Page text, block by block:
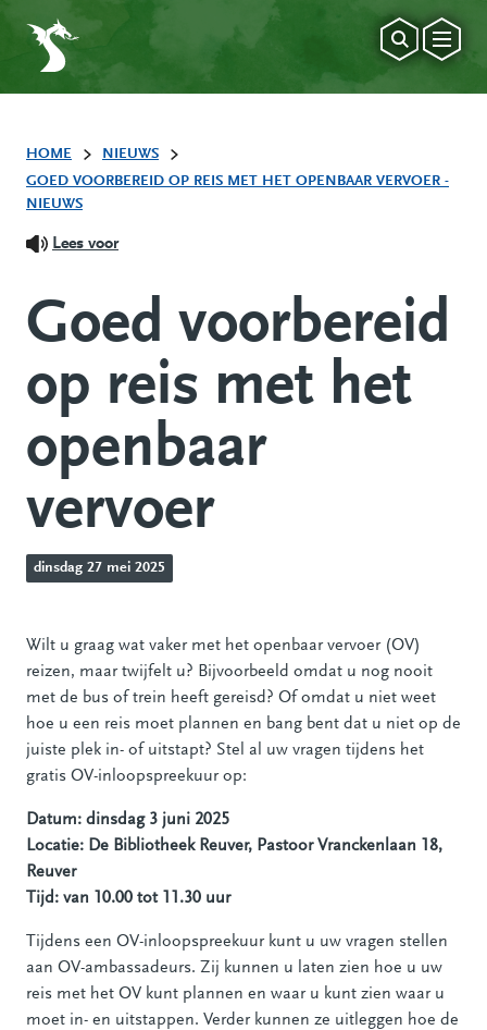
HOME
NIEUWS
GOED VOORBEREID OP REIS MET HET OPENBAAR VERVOER -
NIEUWS
Lees voor
Goed voorbereid
op reis met het
openbaar
vervoer
dinsdag 27 mei 2025
Wilt u graag wat vaker met het openbaar vervoer (OV)
reizen, maar twijfelt u? Bijvoorbeeld omdat u nog nooit
met de bus of trein heeft gereisd? Of omdat u niet weet
hoe u een reis moet plannen en bang bent dat u niet op de
juiste plek in- of uitstapt? Stel al uw vragen tijdens het
gratis OV-inloopspreekuur op:
Datum: dinsdag 3 juni 2025
Locatie: De Bibliotheek Reuver, Pastoor Vranckenlaan 18,
Reuver
Tijd: van 10.00 tot 11.30 uur
Tijdens een OV-inloopspreekuur kunt u uw vragen stellen
aan OV-ambassadeurs. Zij kunnen u laten zien hoe u uw
reis met het OV kunt plannen en waar u kunt zien waar u
moet in- en uitstappen. Verder kunnen ze uitleggen hoe de